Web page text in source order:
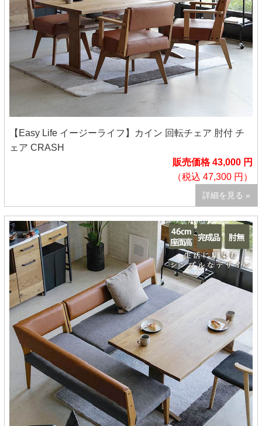
【Easy Life イージーライフ】カイン 回転チェア 肘付 チ
ェア CRASH
販売価格 43,000 円
（税込 47,300 円）
詳細を見る »